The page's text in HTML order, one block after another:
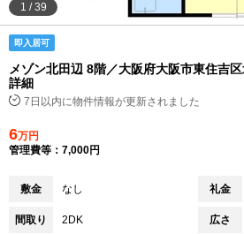
不動産会
1 /39
即入居可
メゾン北田辺 8階／大阪府大阪市東住吉
詳細
7日以内に物件情報が更新されました
6万円
管理費等：7,000円
敷金 なし 礼金
間取り 2DK 広さ